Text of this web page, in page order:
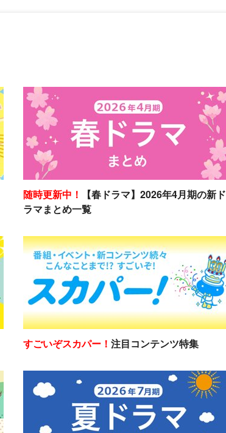
随時更新中！
【春ドラマ】2026年4月期の新ド
ラマまとめ一覧
すごいぞスカパー！ 注目コンテンツ特集